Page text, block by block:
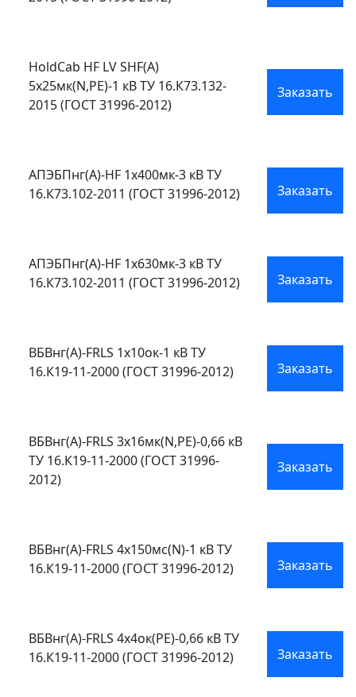
HoldCab HF LV SHF(A)
5х25мк(N,PE)-1 кВ ТУ 16.К73.132-
2015 (ГОСТ 31996-2012)
Заказать
АПЭБПнг(А)-HF 1х400мк-3 кВ ТУ
16.К73.102-2011 (ГОСТ 31996-2012)
Заказать
АПЭБПнг(А)-HF 1х630мк-3 кВ ТУ
16.К73.102-2011 (ГОСТ 31996-2012)
Заказать
ВБВнг(А)-FRLS 1х10ок-1 кВ ТУ
16.К19-11-2000 (ГОСТ 31996-2012)
Заказать
ВБВнг(А)-FRLS 3х16мк(N,PE)-0,66 кВ
ТУ 16.К19-11-2000 (ГОСТ 31996-
2012)
Заказать
ВБВнг(А)-FRLS 4х150мс(N)-1 кВ ТУ
16.К19-11-2000 (ГОСТ 31996-2012)
Заказать
ВБВнг(А)-FRLS 4х4ок(PE)-0,66 кВ ТУ
16.К19-11-2000 (ГОСТ 31996-2012)
Заказать